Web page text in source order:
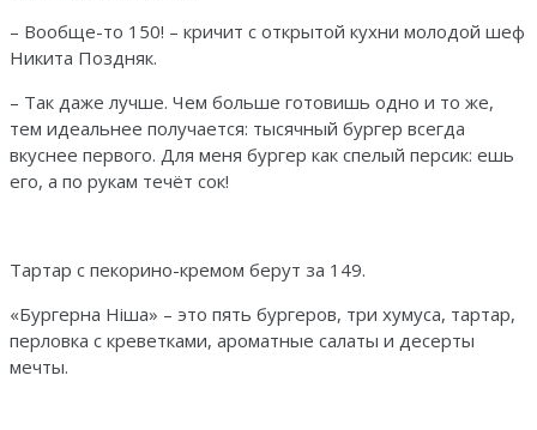
– Вообще-то 150! – кричит с открытой кухни молодой шеф
Никита Поздняк.
– Так даже лучше. Чем больше готовишь одно и то же,
тем идеальнее получается: тысячный бургер всегда
вкуснее первого. Для меня бургер как спелый персик: ешь
его, а по рукам течёт сок!
Тартар с пекорино-кремом берут за 149.
«Бургерна Нiша» – это пять бургеров, три хумуса, тартар,
перловка с креветками, ароматные салаты и десерты
мечты.